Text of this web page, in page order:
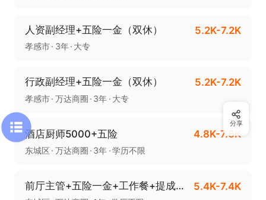
人资副经理+五险一金（双休） 5.2K-7.2K
孝感市 3年 大专
行政副经理+五险一金（双休） 5.2K-7.2K
孝感市 万达商圈 3年 大专
酒店厨师5000+五险 4.8K-7.6K
东城区 万达商圈 3年 学历不限
前厅主管+五险一金+工作餐+提成另计 5.4K-7.4K
分享